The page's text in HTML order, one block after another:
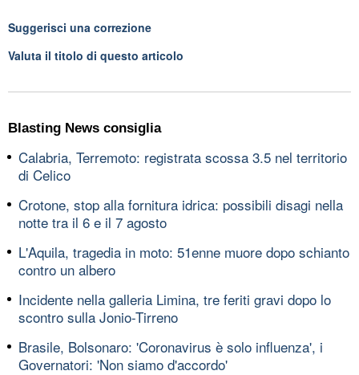
Suggerisci una correzione
Valuta il titolo di questo articolo
Blasting News consiglia
Calabria, Terremoto: registrata scossa 3.5 nel territorio
di Celico
Crotone, stop alla fornitura idrica: possibili disagi nella
notte tra il 6 e il 7 agosto
L'Aquila, tragedia in moto: 51enne muore dopo schianto
contro un albero
Incidente nella galleria Limina, tre feriti gravi dopo lo
scontro sulla Jonio-Tirreno
Brasile, Bolsonaro: 'Coronavirus è solo influenza', i
Governatori: 'Non siamo d'accordo'